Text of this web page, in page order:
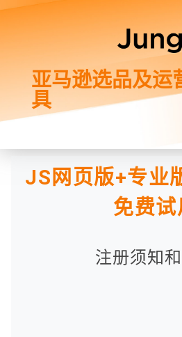
亚马逊选品及运
具
JS网页版+专业
免费试
注册须知